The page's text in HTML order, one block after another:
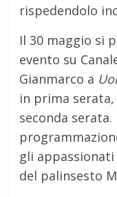
rispedendolo
Il 30 maggio si
evento su
Gianmarco a
in prima serata,
seconda serata.
gli
del palinsesto